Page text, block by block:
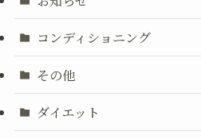
コンディショニング
その他
ダイエット